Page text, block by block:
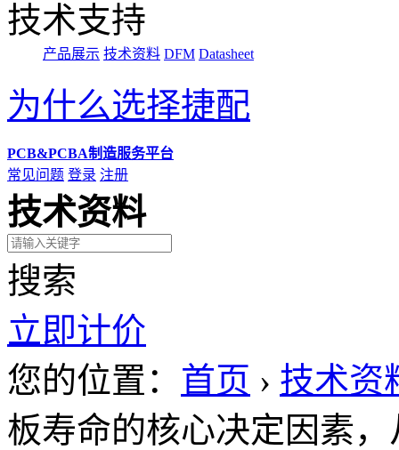
技术支持
产品展示 技术资料 DFM Datasheet
为什么选择捷配
PCB&PCBA制造服务平台
常见问题 登录 注册
技术资料
搜索
立即计价
您的位置： 首页 › 技术资
板寿命的核心决定因素